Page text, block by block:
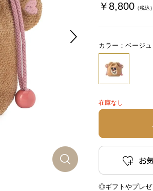
￥8,800 （税込）
カラー：ベージュ
在庫なし
◎ギフトやプレゼ